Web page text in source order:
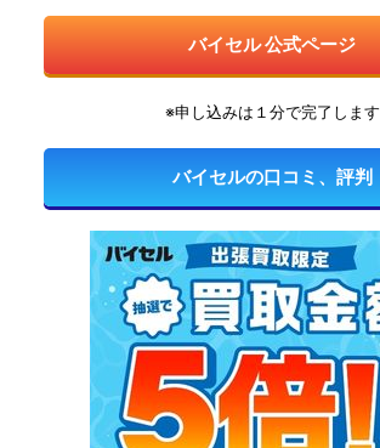
バイセル 公式ページ
※申し込みは１分で完了します
バイセルの口コミ、評判